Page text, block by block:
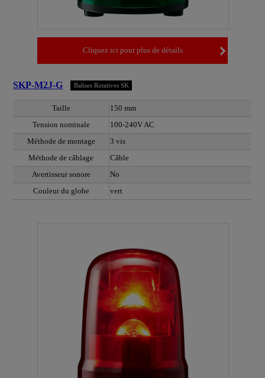
Cliquez ici pour plus de détails
SKP-M2J-G Balises Rotatives SK
Taille
150 mm
Tension nominale
100-240V AC
Méthode de montage
3 vis
Méthode de câblage
Câble
Avertisseur sonore
No
Couleur du globe
vert